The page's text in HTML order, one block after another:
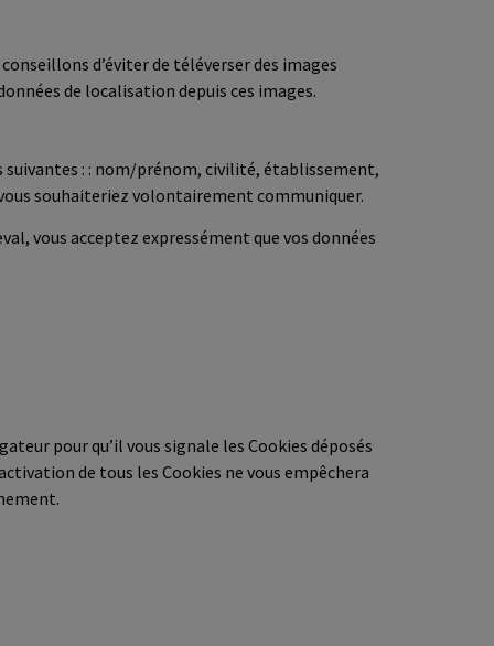
d’éviter de téléverser des images
de localisation depuis ces images.
suivantes : : nom/prénom, civilité, établissement,
souhaiteriez volontairement communiquer.
vous acceptez expressément que vos données
pour qu’il vous signale les Cookies déposés
de tous les Cookies ne vous empêchera